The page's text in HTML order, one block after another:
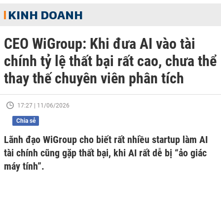
KINH DOANH
CEO WiGroup: Khi đưa AI vào tài
chính tỷ lệ thất bại rất cao, chưa thể
thay thế chuyên viên phân tích
17:27 | 11/06/2026
Chia sẻ
Lãnh đạo WiGroup cho biết rất nhiều startup làm AI
tài chính cũng gặp thất bại, khi AI rất dễ bị “ảo giác
máy tính”.